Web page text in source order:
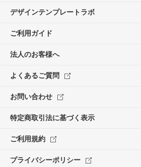
デザインテンプレートラボ
ご利用ガイド
法人のお客様へ
よくあるご質問
お問い合わせ
特定商取引法に基づく表示
ご利用規約
プライバシーポリシー